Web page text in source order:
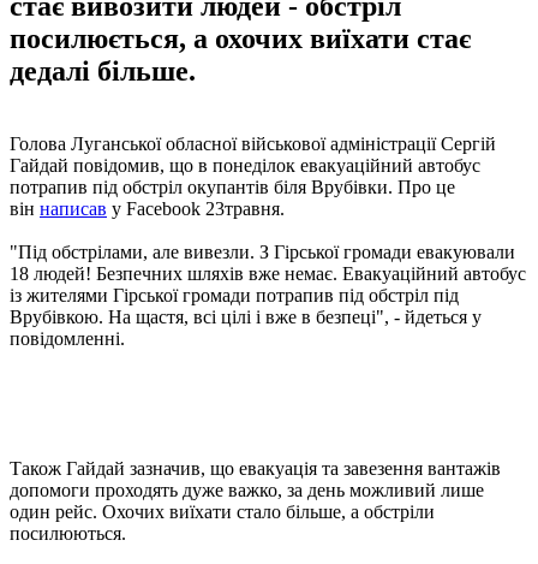
посилюється, а охочих виїхати стає
дедалі більше.
Голова Луганської обласної військової адміністрації Сергій
Гайдай повідомив, що в понеділок евакуаційний автобус
потрапив під обстріл окупантів біля Врубівки. Про це
він написав у Facebook 23травня.
"Під обстрілами, але вивезли. З Гірської громади евакуювали
18 людей! Безпечних шляхів вже немає. Евакуаційний автобус
із жителями Гірської громади потрапив під обстріл під
Врубівкою. На щастя, всі цілі і вже в безпеці", - йдеться у
повідомленні.
Також Гайдай зазначив, що евакуація та завезення вантажів
допомоги проходять дуже важко, за день можливий лише
один рейс. Охочих виїхати стало більше, а обстріли
посилюються.